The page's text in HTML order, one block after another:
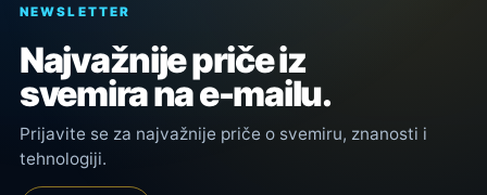
NEWSLETTER
Najvažnije priče iz
svemira na e-mailu.
Prijavite se za najvažnije priče o svemiru, znanosti i
tehnologiji.